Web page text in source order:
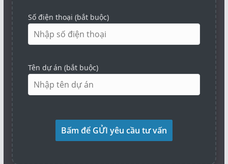
Số điện thoại (bắt buộc)
Tên dự án (bắt buộc)